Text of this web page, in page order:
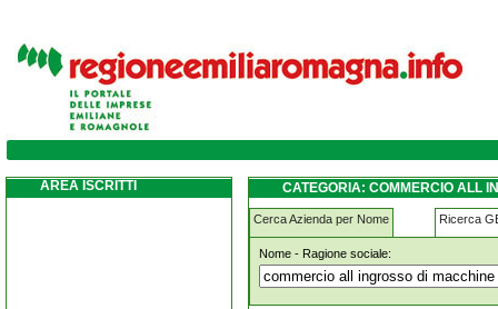
commercio-all-ingrosso-di-macchine-
AREA ISCRITTI
CATEGORIA: COMMERCIO ALL
ZOCCA
Cerca Azienda per Nome Ricerca
Nome - Ragione sociale:
commercio-all-ingrosso-di-